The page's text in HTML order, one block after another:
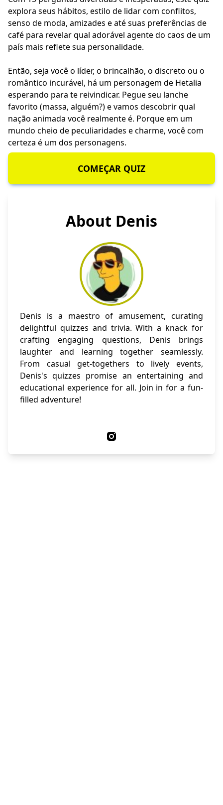
explora seus hábitos, estilo de lidar com conflitos,
senso de moda, amizades e até suas preferências de
café para revelar qual adorável agente do caos de um
país mais reflete sua personalidade.
Então, seja você o líder, o brincalhão, o discreto ou o
romântico incurável, há um personagem de Hetalia
esperando para te reivindicar. Pegue seu lanche
favorito (massa, alguém?) e vamos descobrir qual
nação animada você realmente é. Porque em um
mundo cheio de peculiaridades e charme, você com
certeza é um dos personagens.
COMEÇAR QUIZ
About Denis
Denis is a maestro of amusement, curating
delightful quizzes and trivia. With a knack for
crafting engaging questions, Denis brings
laughter and learning together seamlessly.
From casual get-togethers to lively events,
Denis's quizzes promise an entertaining and
educational experience for all. Join in for a fun-
filled adventure!